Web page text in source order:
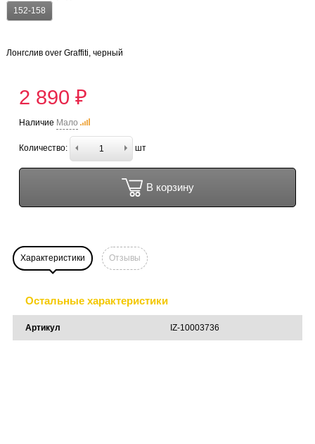
152-158
Лонгслив over Graffiti, черный
2 890 ₽
Наличие Мало
Количество: шт
В корзину
Характеристики Отзывы
Остальные характеристики
Артикул IZ-10003736